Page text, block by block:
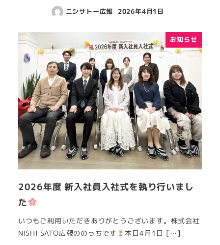
ニシサトー広報 2026年4月1日
お知らせ
2026年度 新入社員入社式を執り行いまし
た
いつもご利用いただきありがとうございます。株式会社
NISHI SATO広報ののっちです
本日4月1日 […]